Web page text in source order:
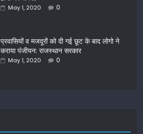
May 1, 2020 0
प्रवासियों व मजदूरों को दी गई छूट के बाद लोगो ने
कराया पंजीयन: राजस्थान सरकार
May 1, 2020 0